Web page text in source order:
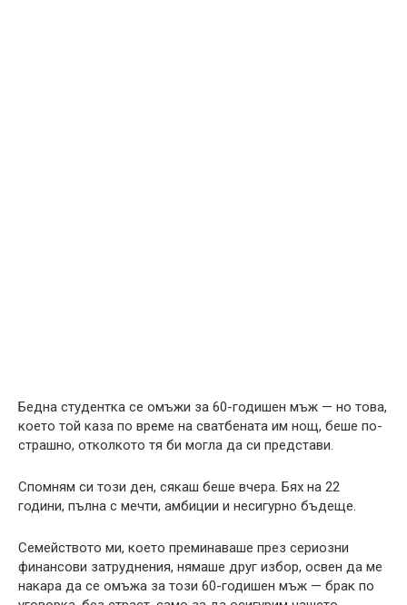
Бедна студентка се омъжи за 60-годишен мъж — но това,
което той каза по време на сватбената им нощ, беше по-
страшно, отколкото тя би могла да си представи.
Спомням си този ден, сякаш беше вчера. Бях на 22
години, пълна с мечти, амбиции и несигурно бъдеще.
Семейството ми, което преминаваше през сериозни
финансови затруднения, нямаше друг избор, освен да ме
накара да се омъжа за този 60-годишен мъж — брак по